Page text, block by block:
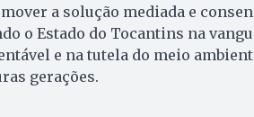
a solução mediada e
o Estado do Tocantins na
e na tutela do meio
gerações.